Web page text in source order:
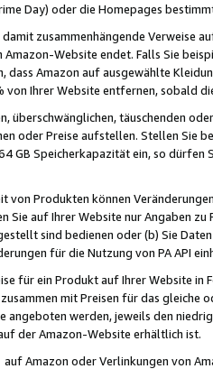
Day) oder die Homepages
damit zusammenhängende
Website endet. Falls Sie
dass Amazon auf ausgewählte
von Ihrer Website entfernen, sobald
überschwänglichen, täuschenden
oder Preise aufstellen. Stellen Sie
GB Speicherkapazität ein, so dürfen
von Produkten können
Sie auf Ihrer Website nur Angaben
sind bedienen oder (b) Sie
für die Nutzung von PA API
für ein Produkt auf Ihrer Website
mit Preisen für das
werden, jeweils den
der Amazon-Website erhältlich ist.
Amazon oder Verlinkungen von